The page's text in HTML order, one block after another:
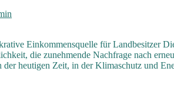
Einkommensquelle für Landbesitzer
die zunehmende Nachfrage nach
der heutigen Zeit, in der Klimaschutz und